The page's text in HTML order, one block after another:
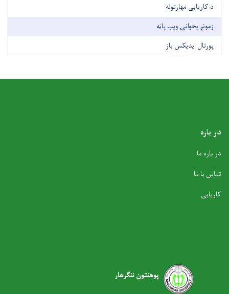
د کاریابی مهارتونه
زمونږ پخوانۍ ویب پاڼه
پورتال ایدیکس باز
در باره
در باره ما
تماس با ما
کاریابی
پوهنتون ننگرهار